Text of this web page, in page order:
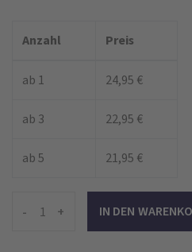
Anzahl Preis
ab 1 24,95 €
ab 3 22,95 €
ab 5 21,95 €
- +